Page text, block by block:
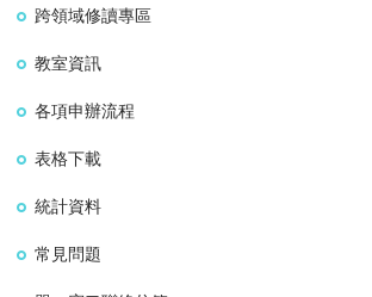
跨領域修讀專區
教室資訊
各項申辦流程
表格下載
統計資料
常見問題